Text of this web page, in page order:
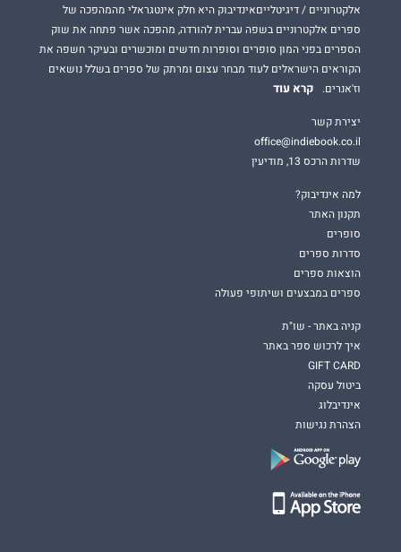
אלקטרוניים / דיגיטלייםאינדיבוק היא חלק אינטגראלי מהמהפכה של
ספרים אלקטרוניים בשפה עברית להורדה, מהפכה אשר פתחה את שוק
הספרים בפני המון סופרים וסופרות חדשים ומוכשרים ובעיקר חשפה את
הקוראים הישראלים לעוד מבחר עצום ומרתק של ספרים בשלל נושאים
וז'אנרים.
קרא עוד
יצירת קשר
office@indiebook.co.il
שדרות הרכס 13, מודיעין
למה אינדיבוק?
תקנון האתר
סופרים
סדרות ספרים
הוצאות ספרים
ספרים במבצעים ושיתופי פעולה
קניה באתר - שו"ת
איך לרכוש ספר באתר
GIFT CARD
ביטול עסקה
אינדיבלוג
הצהרת נגישות